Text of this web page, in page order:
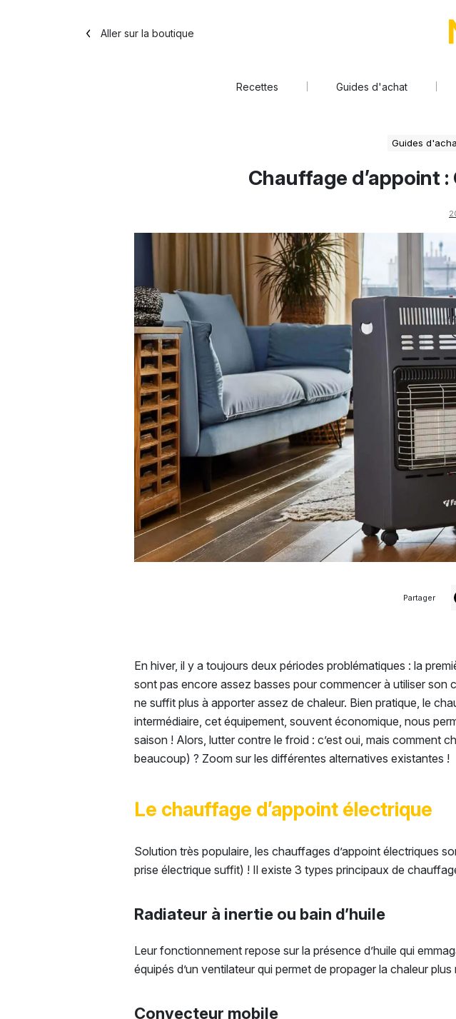
Aller sur la boutique
Recettes Guides d'achat
Guides
Chauffage d’appoint
Partager
En hiver, il y a toujours deux périodes problématiques : la
sont pas encore assez basses pour commencer à utiliser
ne suffit plus à apporter assez de chaleur. Bien pratique, le
intermédiaire, cet équipement, souvent économique, nous
saison ! Alors, lutter contre le froid : c’est oui, mais comment
beaucoup) ? Zoom sur les différentes alternatives existantes !
Le chauffage d’appoint électrique
Solution très populaire, les chauffages d’appoint électriques
prise électrique suffit) ! Il existe 3 types principaux de
Radiateur à inertie ou bain d’huile
Leur fonctionnement repose sur la présence d’huile qui
équipés d’un ventilateur qui permet de propager la chaleur plus
Convecteur mobile